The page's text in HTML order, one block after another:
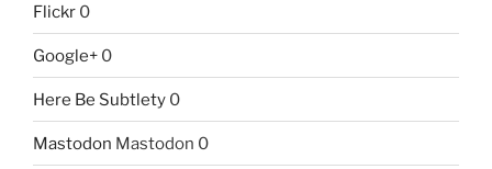
Flickr 0
Google+ 0
Here Be Subtlety 0
Mastodon Mastodon 0